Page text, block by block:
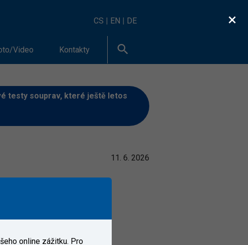
CS | EN | DE
Video Kontakty
testy souprav, které ještě letos
11. 6. 2026
×
online zážitku. Pro